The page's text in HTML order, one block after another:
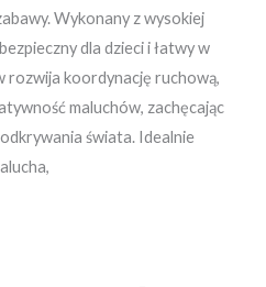
Wykonany z wysokiej
dla dzieci i łatwy w
rozwija koordynację ruchową,
maluchów, zachęcając
świata. Idealnie